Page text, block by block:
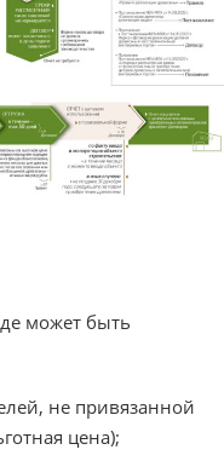
может быть
не привязанной
цена);